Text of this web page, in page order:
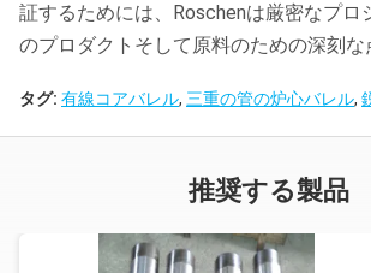
証するためには、Roschenは厳密なプロ
のプロダクトそして原料のための深刻な
タグ: 有線コアバレル, 三重の管の炉心バレル,
推奨する製品